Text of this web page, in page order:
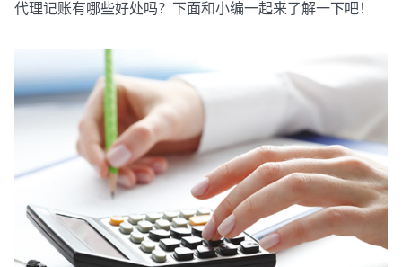
代理记账有哪些好处吗？下面和小编一起来了解一下吧！